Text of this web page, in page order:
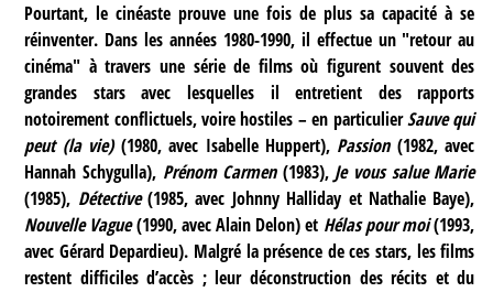
Pourtant, le cinéaste prouve une fois de plus sa capacité à se
réinventer. Dans les années 1980-1990, il effectue un "retour au
cinéma" à travers une série de films où figurent souvent des
grandes stars avec lesquelles il entretient des rapports
notoirement conflictuels, voire hostiles – en particulierSauve qui
peut (la vie)(1980, avec Isabelle Huppert), Passion(1982, avec
Hannah Schygulla), Prénom Carmen(1983), Je vous salue Marie
(1985), Détective(1985, avec Johnny Halliday et Nathalie Baye),
Nouvelle Vague(1990, avec Alain Delon) et Hélas pour moi(1993,
avec Gérard Depardieu). Malgré la présence de ces stars, les films
restent difficiles d’accès ; leur déconstruction des récits et du